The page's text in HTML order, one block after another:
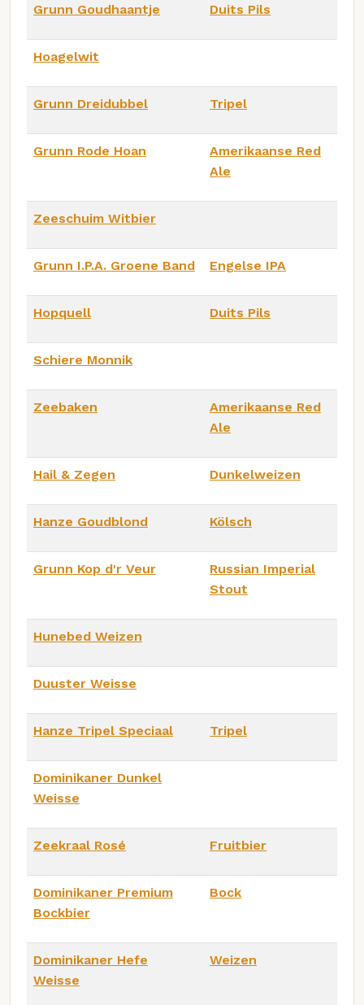
Grunn Goudhaantje Duits Pils
Hoagelwit
Grunn Dreidubbel Tripel
Grunn Rode Hoan
Amerikaanse Red
Ale
Zeeschuim Witbier
Grunn I.P.A. Groene Band Engelse IPA
Hopquell Duits Pils
Schiere Monnik
Zeebaken
Amerikaanse Red
Ale
Hail & Zegen Dunkelweizen
Hanze Goudblond Kölsch
Grunn Kop d'r Veur
Russian Imperial
Stout
Hunebed Weizen
Duuster Weisse
Hanze Tripel Speciaal Tripel
Dominikaner Dunkel
Weisse
Zeekraal Rosé Fruitbier
Dominikaner Premium
Bockbier
Bock
Dominikaner Hefe
Weisse
Weizen